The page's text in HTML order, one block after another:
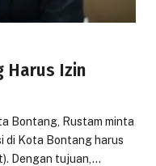
Harus Izin
Bontang, Rustam minta
di Kota Bontang harus
Dengan tujuan,…